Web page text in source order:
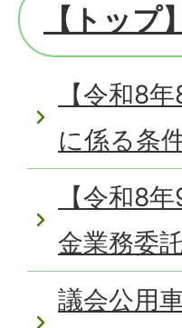
【トップ
【令和8
に係る条
【令和8
金業務委
議会公用